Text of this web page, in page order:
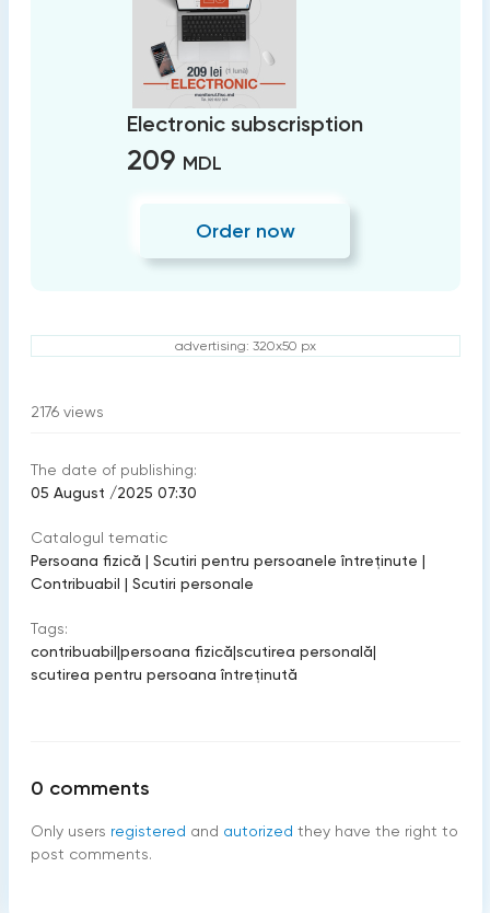
Electronic subscrisption
209 MDL
Order now
advertising: 320x50 px
2176 views
The date of publishing:
05 August /2025 07:30
Catalogul tematic
Persoana fizică | Scutiri pentru persoanele întreținute |
Contribuabil | Scutiri personale
Tags:
contribuabil|persoana fizică|scutirea personală|
scutirea pentru persoana întreținută
0 comments
Only users registered and autorized they have the right to
post comments.